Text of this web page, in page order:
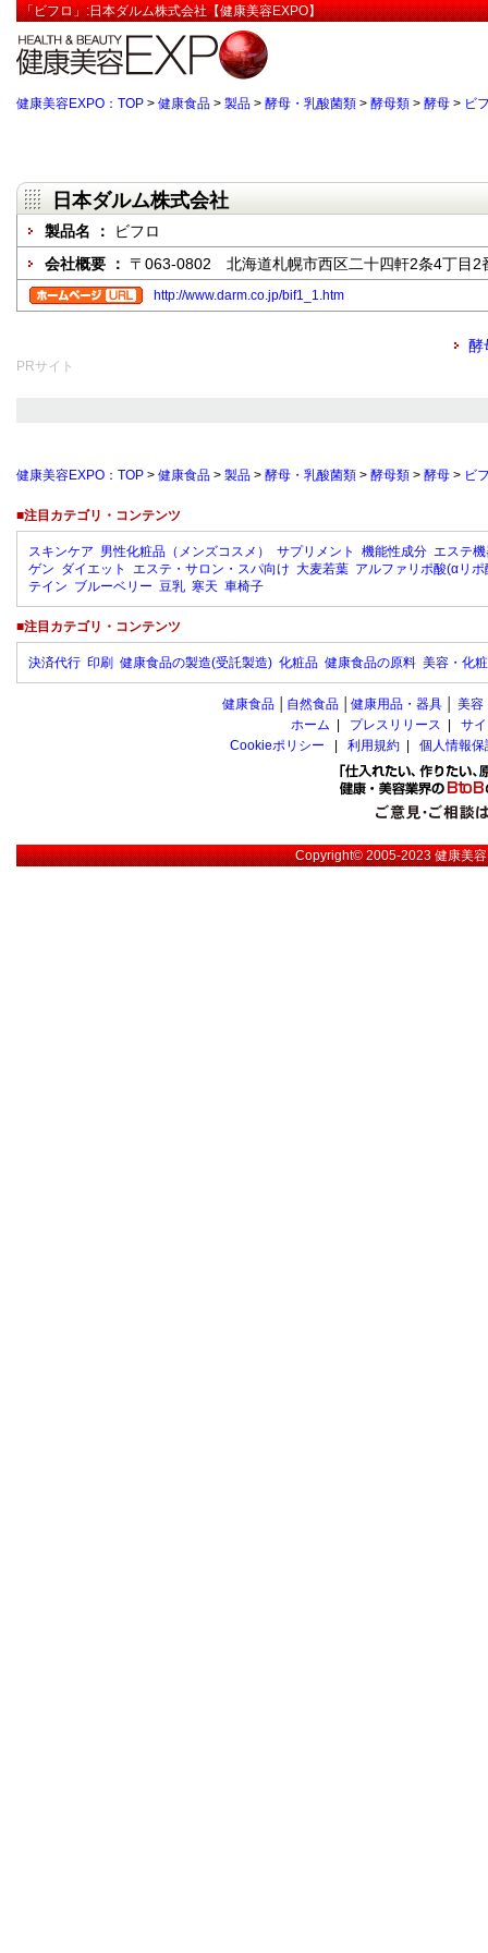
「ビフロ」:日本ダルム株式会社【健康美容EXPO】
健康美容EXPO：TOP > 健康食品 > 製品 > 酵母・乳酸菌類 > 酵母類 > 酵母 > ビ
日本ダルム株式会社
製品名 ：
ビフロ
会社概要 ： 〒063-0802 北海道札幌市西区二十四軒2条4丁目2
http://www.darm.co.jp/bif1_1.htm
酵
PRサイト
健康美容EXPO：TOP > 健康食品 > 製品 > 酵母・乳酸菌類 > 酵母類 > 酵母 > ビ
■注目カテゴリ・コンテンツ
スキンケア 男性化粧品（メンズコスメ） サプリメント 機能性成分 エステ
ゲン ダイエット エステ・サロン・スパ向け 大麦若葉 アルファリポ酸(αリポ
テイン ブルーベリー 豆乳 寒天 車椅子
■注目カテゴリ・コンテンツ
決済代行 印刷 健康食品の製造(受託製造) 化粧品 健康食品の原料 美容・化
健康食品 自然食品 健康用品・器具 美容
ホーム
プレスリリース
サ
Cookieポリシー
利用規約 個人情報
Copyright© 2005-2023健康美